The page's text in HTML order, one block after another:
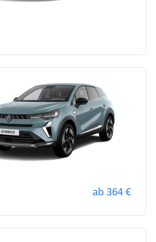
ab 364 €